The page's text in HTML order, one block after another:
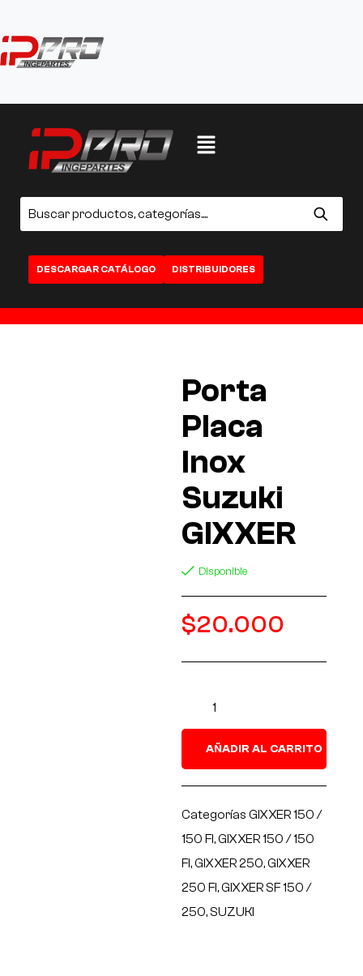
DESCARGAR CATÁLOGO DISTRIBUIDORES
Porta
Placa
Inox
Suzuki
GIXXER
Disponible
$20.000
AÑADIR AL CARRITO
Categorías GIXXER 150 /
150 FI,GIXXER 150 / 150
FI,GIXXER 250,GIXXER
250 FI,GIXXER SF 150 /
250, SUZUKI